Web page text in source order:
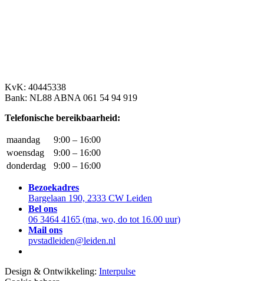
KvK: 40445338
Bank: NL88 ABNA 061 54 94 919
Telefonische bereikbaarheid:
maandag
9:00 – 16:00
woensdag
9:00 – 16:00
donderdag
9:00 – 16:00
Bezoekadres
Bargelaan 190, 2333 CW Leiden
Bel ons
06 3464 4165 (ma, wo, do tot 16.00 uur)
Mail ons
pvstadleiden@leiden.nl
Design & Ontwikkeling: Interpulse